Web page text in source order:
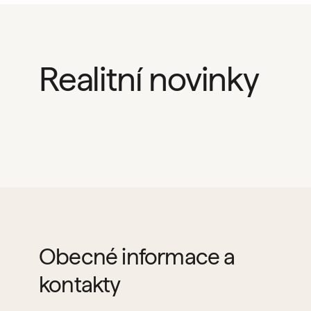
Realitní novinky
Obecné informace a
kontakty